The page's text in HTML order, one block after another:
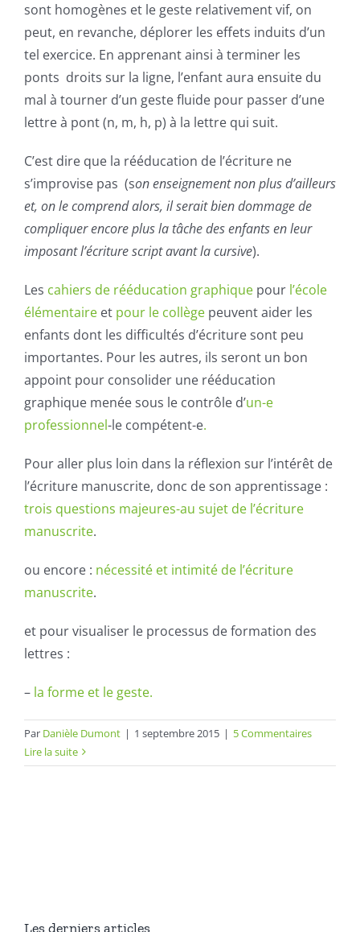
sont homogènes et le geste relativement vif, on
peut, en revanche, déplorer les effets induits d’un
tel exercice. En apprenant ainsi à terminer les
ponts droits sur la ligne, l’enfant aura ensuite du
mal à tourner d’un geste fluide pour passer d’une
lettre à pont (n, m, h, p) à la lettre qui suit.
C’est dire que la rééducation de l’écriture ne
s’improvise pas (son enseignement non plus d’ailleurs
et, on le comprend alors, il serait bien dommage de
compliquer encore plus la tâche des enfants en leur
imposant l’écriture script avant la cursive).
Les cahiers de rééducation graphique pour l’école
élémentaire et pour le collège peuvent aider les
enfants dont les difficultés d’écriture sont peu
importantes. Pour les autres, ils seront un bon
appoint pour consolider une rééducation
graphique menée sous le contrôle d’un-e
professionnel-le compétent-e.
Pour aller plus loin dans la réflexion sur l’intérêt de
l’écriture manuscrite, donc de son apprentissage :
trois questions majeures-au sujet de l’écriture
manuscrite.
ou encore : nécessité et intimité de l’écriture
manuscrite.
et pour visualiser le processus de formation des
lettres :
– la forme et le geste.
Par Danièle Dumont | 1 septembre 2015 | 5 Commentaires
Lire la suite
Les derniers articles